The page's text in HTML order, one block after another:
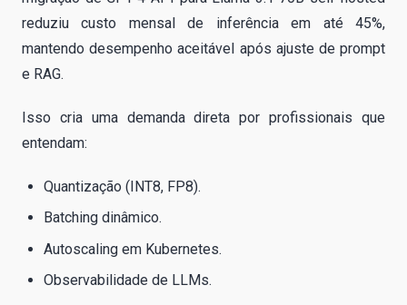
reduziu custo mensal de inferência em até 45%,
mantendo desempenho aceitável após ajuste de prompt
e RAG.
Isso cria uma demanda direta por profissionais que
entendam:
Quantização (INT8, FP8).
Batching dinâmico.
Autoscaling em Kubernetes.
Observabilidade de LLMs.